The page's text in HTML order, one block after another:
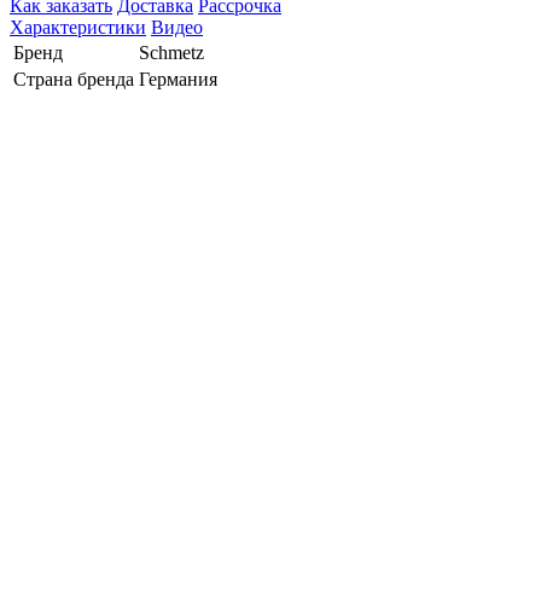
Как заказать Доставка Рассрочка
Характеристики Видео
Бренд
Schmetz
Страна бренда Германия